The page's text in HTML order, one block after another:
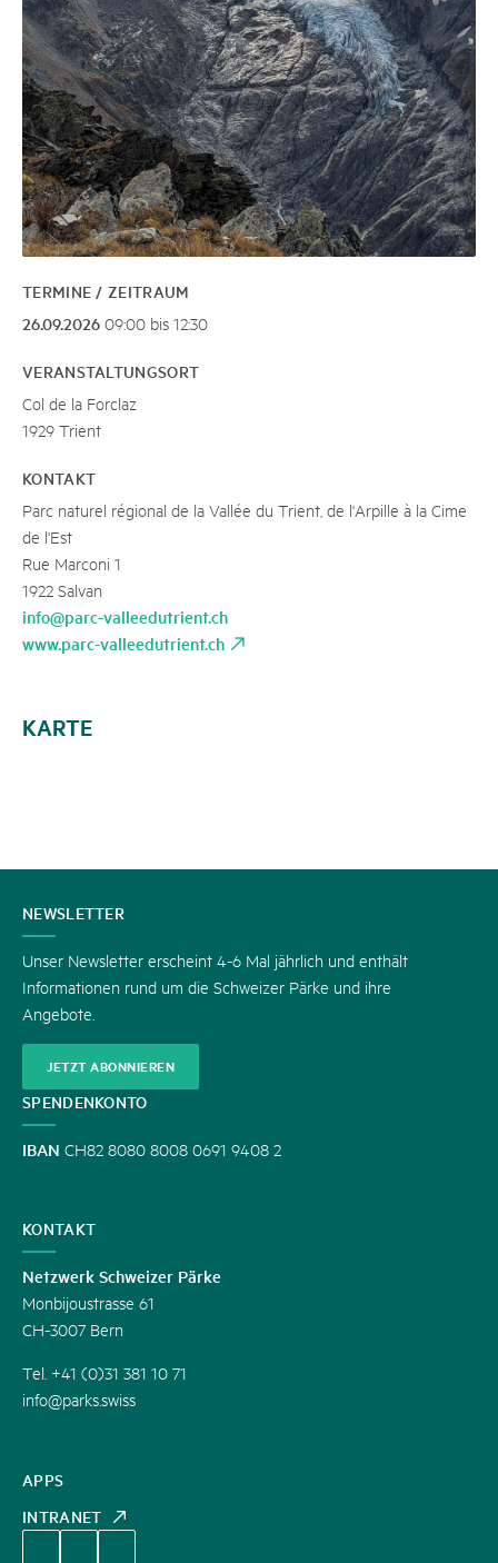
TERMINE / ZEITRAUM
26.09.2026 09:00 bis 12:30
VERANSTALTUNGSORT
Col de la Forclaz
1929 Trient
KONTAKT
Parc naturel régional de la Vallée du Trient, de l'Arpille à la Cime
de l'Est
Rue Marconi 1
1922 Salvan
info@parc-valleedutrient.ch
www.parc-valleedutrient.ch
KARTE
KONTAKT
APPS
INTRANET
NEWSLETTER
Unser Newsletter erscheint 4-6 Mal jährlich und enthält
Informationen rund um die Schweizer Pärke und ihre
Angebote.
JETZT ABONNIEREN
SPENDENKONTO
IBAN CH82 8080 8008 0691 9408 2
KONTAKT
Netzwerk Schweizer Pärke
Monbijoustrasse 61
CH-3007 Bern
Tel. +41 (0)31 381 10 71
info@parks.swiss